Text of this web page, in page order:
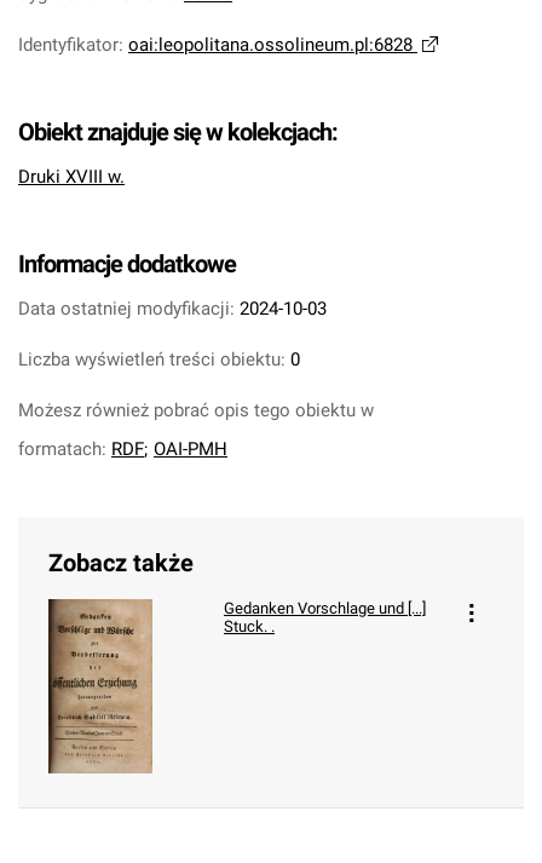
Identyfikator: oai:leopolitana.ossolineum.pl:6828
Obiekt znajduje się w kolekcjach:
Druki XVIII w.
Informacje dodatkowe
Data ostatniej modyfikacji: 2024-10-03
Liczba wyświetleń treści obiektu: 0
Możesz również pobrać opis tego obiektu w
formatach: RDF; OAI-PMH
Zobacz także
Gedanken Vorschlage und [...]
Stuck. .